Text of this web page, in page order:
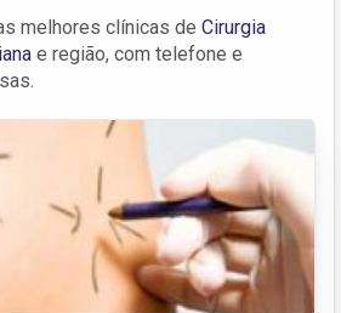
melhores clínicas de Cirurgia
e região, com telefone e